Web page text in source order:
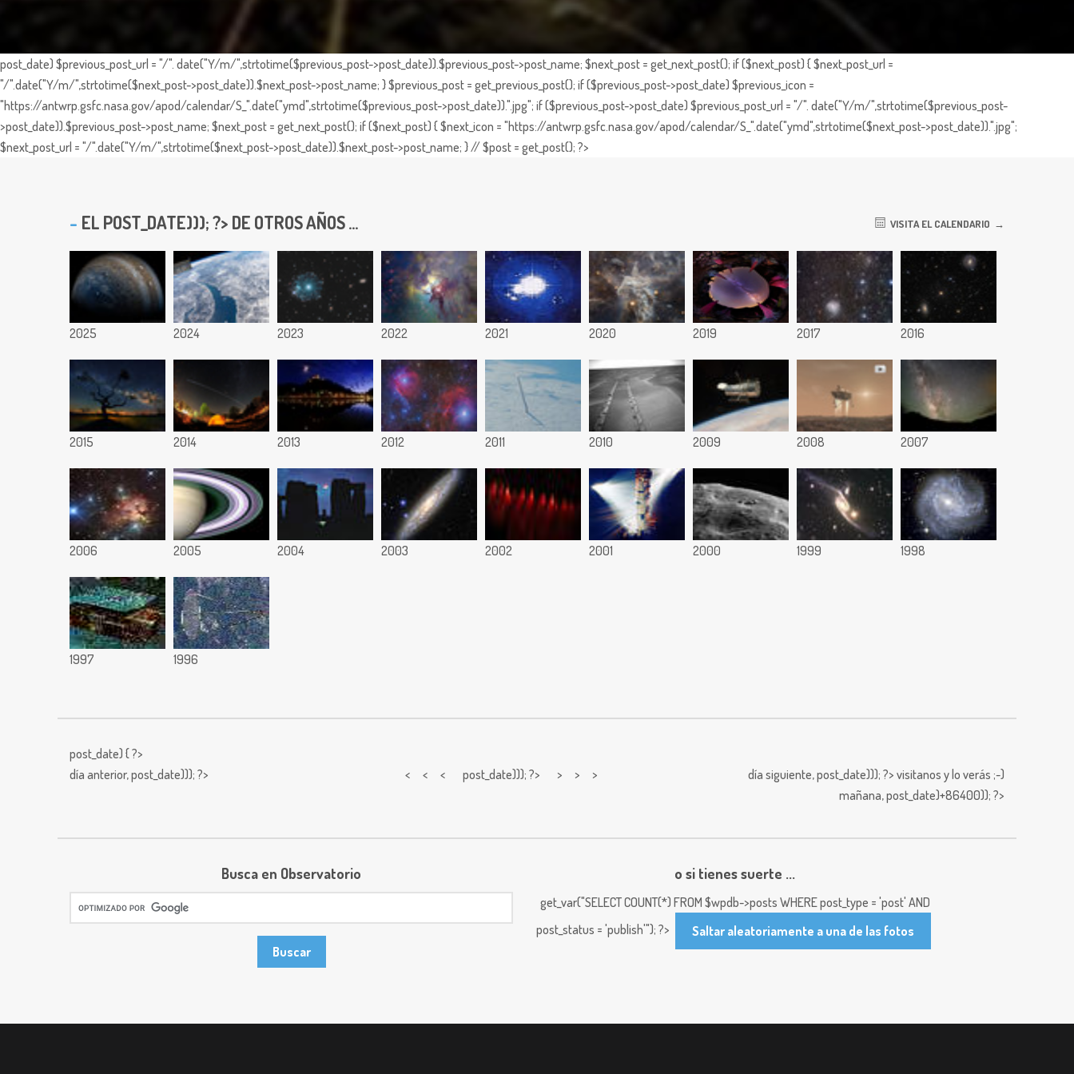
post_date) $previous_post_url = "/". date("Y/m/",strtotime($previous_post->post_date)).$previous_post->post_name; $next_post = get_next_post(); if ($next_post) { $next_post_url =
"/".date("Y/m/",strtotime($next_post->post_date)).$next_post->post_name; } $previous_post = get_previous_post(); if ($previous_post->post_date) $previous_icon =
"https://antwrp.gsfc.nasa.gov/apod/calendar/S_".date("ymd",strtotime($previous_post->post_date)).".jpg"; if ($previous_post->post_date) $previous_post_url = "/". date("Y/m/",strtotime($previous_post-
>post_date)).$previous_post->post_name; $next_post = get_next_post(); if ($next_post) { $next_icon = "https://antwrp.gsfc.nasa.gov/apod/calendar/S_".date("ymd",strtotime($next_post->post_date)).".jpg";
$next_post_url = "/".date("Y/m/",strtotime($next_post->post_date)).$next_post->post_name; } // $post = get_post(); ?>
EL POST_DATE))); ?> DE OTROS AÑOS ... VISITA EL CALENDARIO
2025 2024 2023 2022 2021 2020 2019 2017 2016
2015 2014 2013 2012 2011 2010 2009 2008 2007
2006 2005 2004 2003 2002 2001 2000 1999 1998
1997 1996
post_date) { ?>
día anterior,post_date))); ?> < < < post_date))); ?> > > > día siguiente,post_date))); ?> visitanos y lo verás ;-)
mañana,post_date)+86400)); ?>
Busca en Observatorio o si tienes suerte ...
get_var("SELECT COUNT(*) FROM $wpdb->posts WHERE post_type = 'post' AND
post_status = 'publish'"); ?>
Saltar aleatoriamente a una de las fotos